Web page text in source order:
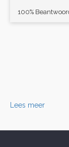
100%
Lees meer